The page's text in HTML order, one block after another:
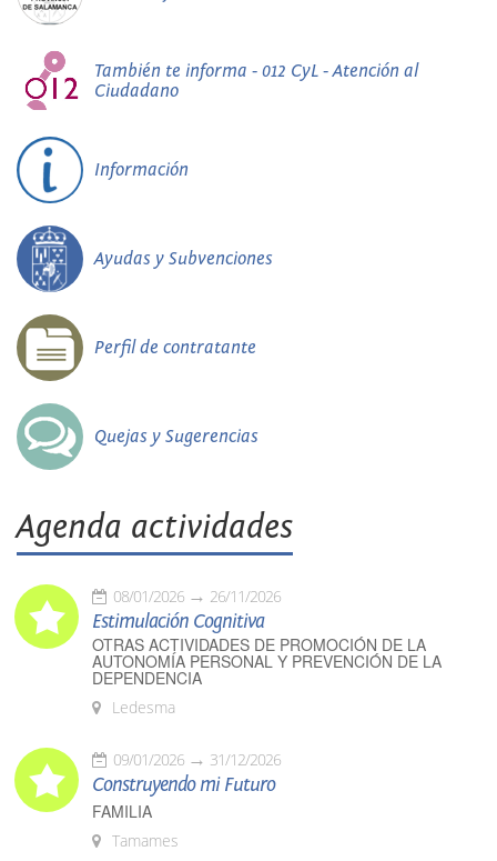
También te informa - 012 CyL - Atención al
Ciudadano
Información
Ayudas y Subvenciones
Perfil de contratante
Quejas y Sugerencias
Agenda actividades
08/01/2026 26/11/2026
Estimulación Cognitiva
OTRAS ACTIVIDADES DE PROMOCIÓN DE LA
AUTONOMÍA PERSONAL Y PREVENCIÓN DE LA
DEPENDENCIA
Ledesma
09/01/2026 31/12/2026
Construyendo mi Futuro
FAMILIA
Tamames